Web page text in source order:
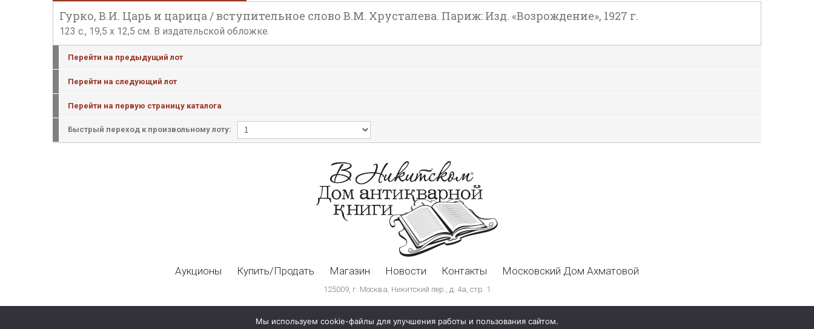
Гурко, В.И. Царь и царица / вступительное слово В.М. Хрусталева. Париж: Изд. «Возрождение», 1927 г.
123 с., 19,5 х 12,5 см. В издательской обложке.
Перейти на предыдущий лот
Перейти на следующий лот
Перейти на первую страницу каталога
Быстрый переход к произвольному лоту:
Аукционы Купить/Продать Магазин Новости Контакты Московский Дом Ахматовой
125009, г. Москва, Никитский пер., д. 4а, стр. 1
Мы используем cookie-файлы для улучшения работы и пользования сайтом.